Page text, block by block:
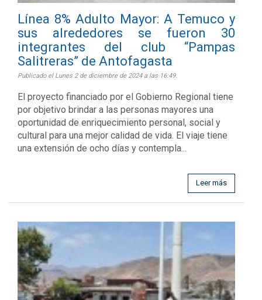
Línea 8% Adulto Mayor: A Temuco y
sus alrededores se fueron 30
integrantes del club “Pampas
Salitreras” de Antofagasta
Publicado el Lunes 2 de diciembre de 2024 a las 16:49.
El proyecto financiado por el Gobierno Regional tiene
por objetivo brindar a las personas mayores una
oportunidad de enriquecimiento personal, social y
cultural para una mejor calidad de vida. El viaje tiene
una extensión de ocho días y contempla...
Leer más